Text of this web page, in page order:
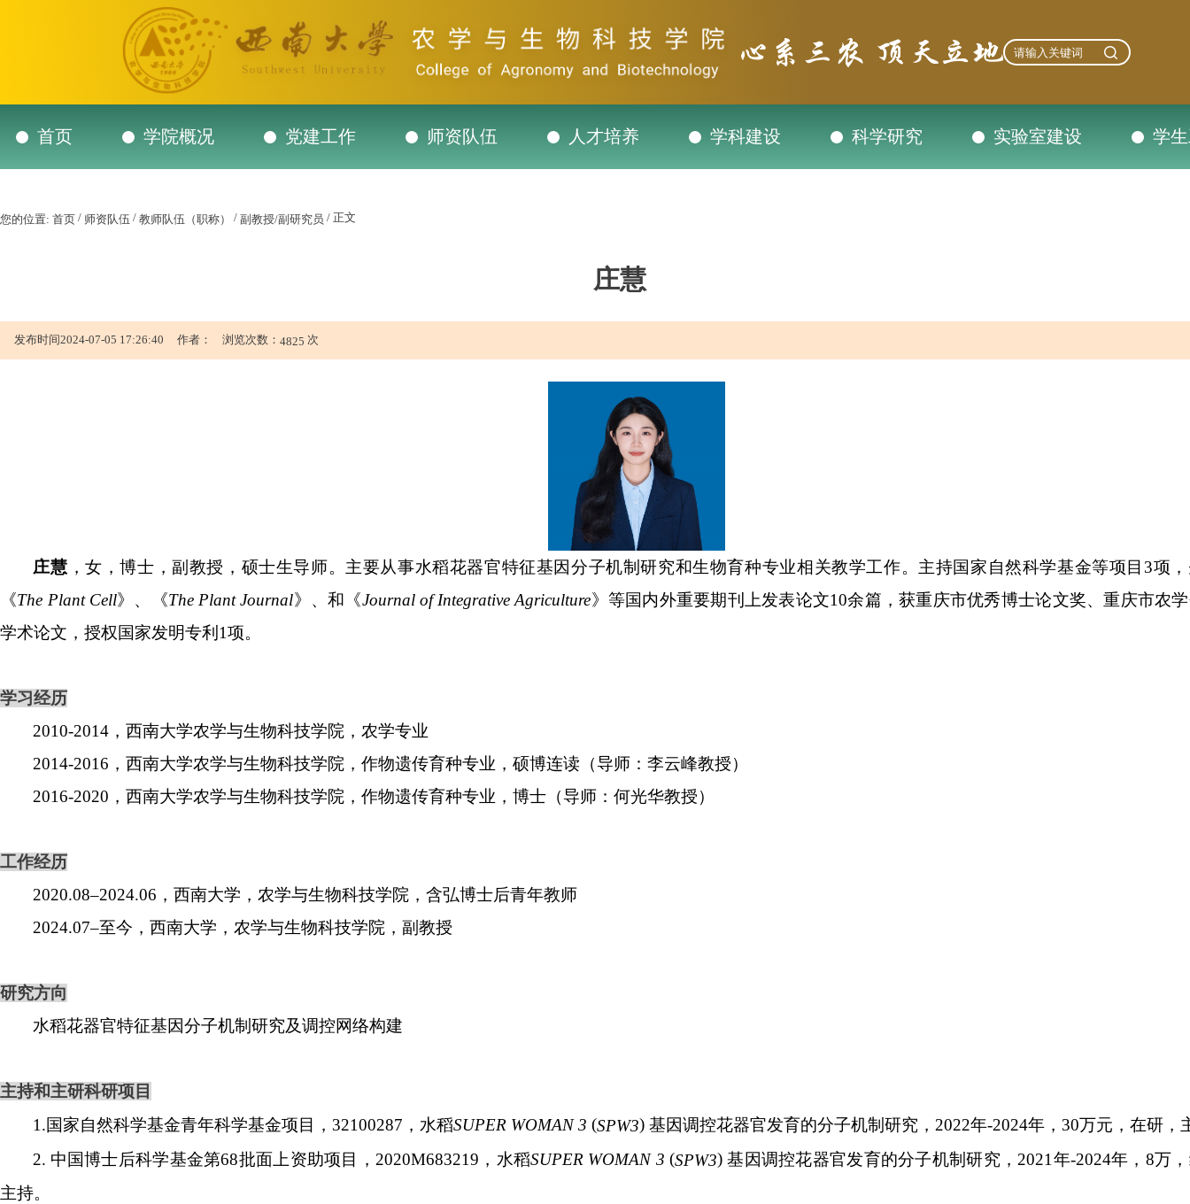
首页 学院概况 党建工作 师资队伍 人才培养 学科建设 科学研究 实验室建设 学
您的位置: 首页 / 师资队伍 / 教师队伍（职称） / 副教授/副研究员 / 正文
庄慧
发布时间2024-07-05 17:26:40 作者： 浏览次数： 4825 次
庄慧 ，女，博士，副教授，硕士生导师。主要从事水稻花器官特征基因分子机制研究和生物育种专业相关教学工作。主持国家自然科学基金等项目 3项
《The Plant Cell》、《The Plant Journal》、和《Journal of Integrative Agriculture》等国内外重要期刊上发表论文10余篇，获重庆市优秀博士论文奖、重庆市农
学术论文，授权国家发明专利 1项。
学习经历
2010-2014 ，西南大学农学与生物科技学院，农学专业
2014-2016 ，西南大学农学与生物科技学院，作物遗传育种专业，硕博连读（导师：李云峰教授）
2016-2020 ，西南大学农学与生物科技学院，作物遗传育种专业，博士（导师：何光华教授）
工作经历
2020.08–2024.06 ，西南大学，农学与生物科技学院，含弘博士后青年教师
2024.07–至今 ，西南大学，农学与生物科技学院，副教授
研究方向
水稻花器官特征基因分子机制研究及调控网络构建
主持和主研科研项目
1.国家自然科学基金青年科学基金项目， 32100287 ，水稻SUPER WOMAN 3 (SPW3)基因调控花器官发育的分子机制研究， 2022年-2024年， 30万元，在研，
2. 中国博士后科学基金第68批面上资助项目， 2020M683219 ，水稻SUPER WOMAN 3(SPW3)基因调控花器官发育的分子机制研究， 2021 年-2024年， 8万
主持。